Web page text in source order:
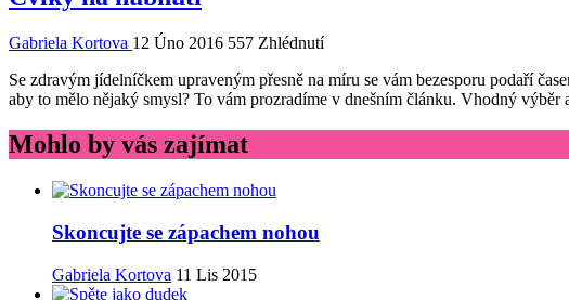
Gabriela Kortova 12 Úno 2016 557 Zhlédnutí
Se zdravým jídelníčkem upraveným přesně na míru se vám bezesporu podaří
aby to mělo nějaký smysl? To vám prozradíme v dnešním článku. Vhodný výběr
Mohlo by vás zajímat
Skoncujte se zápachem nohou
Gabriela Kortova 11 Lis 2015